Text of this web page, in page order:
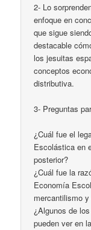
2- Lo
enfoque en
que sigue
destacable
los jesuitas
conceptos
distributiva.
3- Preguntas
¿Cuál fue el
Escolástica en
posterior?
¿Cuál fue la
Economía
mercantilismo
¿Algunos de
pueden ver en